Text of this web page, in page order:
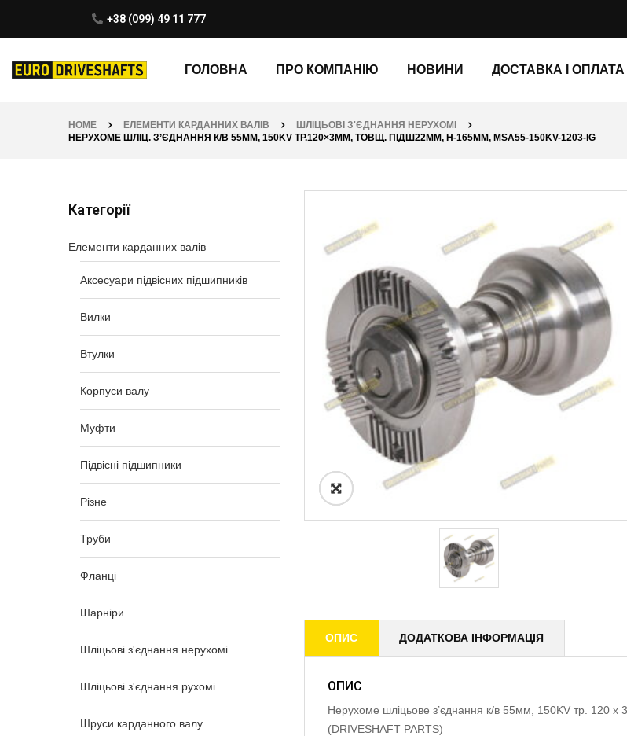
+38 (099) 49 11 777
ГОЛОВНА ПРО КОМПАНІЮ НОВИНИ ДОСТАВКА І ОПЛАТА
HOME ЕЛЕМЕНТИ КАРДАННИХ ВАЛІВ
ШЛІЦЬОВІ З'ЄДНАННЯ НЕРУХОМІ
НЕРУХОМЕ ШЛІЦ. З’ЄДНАННЯ К/В 55ММ, 150KV ТР.120×3ММ, ТОВЩ. ПІДШ22ММ, H-165ММ, MSA55-150KV-1203-IG
Категорії
Елементи карданних валів
Аксесуари підвісних підшипників
Вилки
Втулки
Корпуси валу
Муфти
Підвісні підшипники
Різне
Труби
Фланці
Шарніри
Шліцьові з'єднання нерухомі
Шліцьові з'єднання рухомі
Шруси карданного валу
ОПИС ДОДАТКОВА ІНФОРМАЦІЯ
ОПИС
Нерухоме шліцьове з’єднання к/в 55мм, 150KV тр.
(DRIVESHAFT PARTS)